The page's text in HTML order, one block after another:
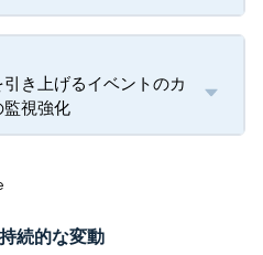
き上げるイベントのカ
視強化
続的な変動